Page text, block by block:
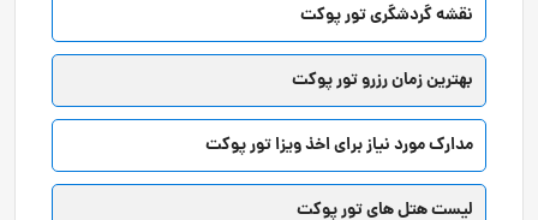
نقشه گردشگری تور پوکت
بهترین زمان رزرو تور پوکت
مدارک مورد نیاز برای اخذ ویزا تور پوکت
لیست هتل های تور پوکت